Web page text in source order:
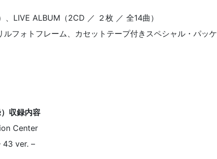
LIVE ALBUM（2CD ／ ２枚 ／ 全14曲）
フォトフレーム、カセットテープ付きスペシャル・パッケ
収録内容
Center
43 ver. –